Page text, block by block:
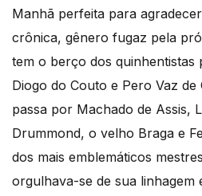
Manhã perfeita para
crônica, gênero fugaz pela
tem o berço dos quinhentistas
Diogo do Couto e Pero Vaz de
passa por Machado de Assis,
Drummond, o velho Braga e
dos mais emblemáticos
orgulhava-se de sua linhagem